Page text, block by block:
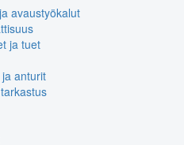
avaustyökalut
ja tuet
anturit